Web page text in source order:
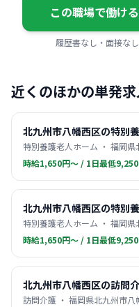
この職場で働け
履歴書なし・面接な
近くのほかの単発
北九州市八幡西区の特別
特別養護老人ホーム ・ 福岡
時給1,650円〜 / 1日最低
北九州市八幡西区の特別
特別養護老人ホーム ・ 福岡
時給1,650円〜 / 1日最低
北九州市八幡西区の訪問
訪問介護 ・ 福岡県北九州市八